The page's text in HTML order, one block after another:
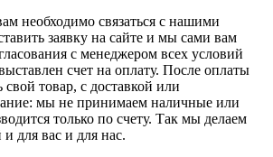
необходимо связаться с нашими
заявку на сайте и мы сами вам
с менеджером всех условий
счет на оплату. После оплаты
товар, с доставкой или
мы не принимаем наличные или
только по счету. Так мы делаем
для вас и для нас.